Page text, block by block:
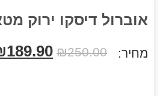
אוברול דיסקו ירוק
מחיר: ₪250.00
189.90